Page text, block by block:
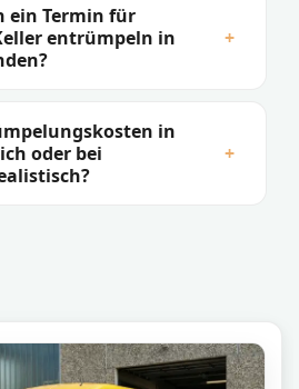
ein Termin für
entrümpeln in
+
in
oder bei
+